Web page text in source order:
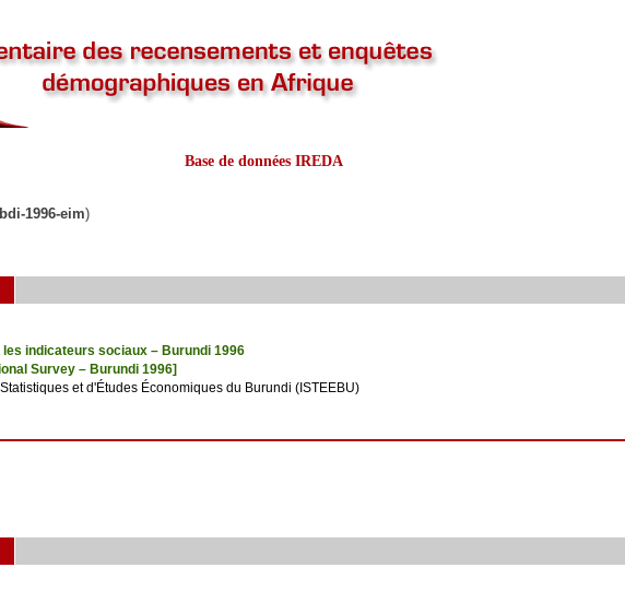
Base de données IREDA
bdi-1996-eim)
les indicateurs sociaux – Burundi 1996
Survey – Burundi 1996]
Statistiques et d'Études Économiques du Burundi (ISTEEBU)